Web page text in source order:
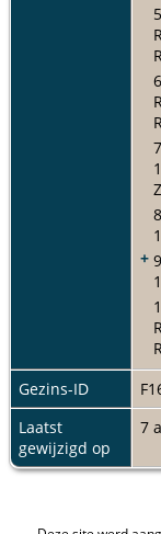
+
Gezins-ID
Laatst
gewijzigd op
7